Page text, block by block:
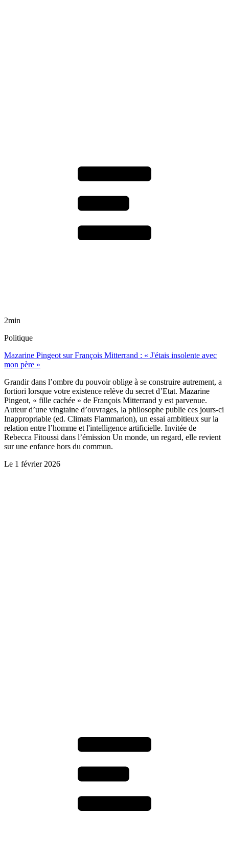
2min
Politique
Mazarine Pingeot sur François Mitterrand : « J'étais insolente avec
mon père »
Grandir dans l’ombre du pouvoir oblige à se construire autrement, a
fortiori lorsque votre existence relève du secret d’Etat. Mazarine
Pingeot, « fille cachée » de François Mitterrand y est parvenue.
Auteur d’une vingtaine d’ouvrages, la philosophe publie ces jours-ci
Inappropriable (ed. Climats Flammarion), un essai ambitieux sur la
relation entre l’homme et l'intelligence artificielle. Invitée de
Rebecca Fitoussi dans l’émission Un monde, un regard, elle revient
sur une enfance hors du commun.
Le 1 février 2026